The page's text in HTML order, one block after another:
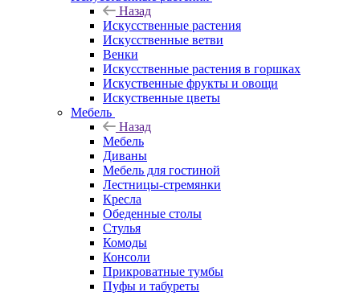
Назад
Искусственные растения
Искусственные ветви
Венки
Искусственные растения в горшках
Искуственные фрукты и овощи
Искуственные цветы
Мебель
Назад
Мебель
Диваны
Мебель для гостиной
Лестницы-стремянки
Кресла
Обеденные столы
Стулья
Комоды
Консоли
Прикроватные тумбы
Пуфы и табуреты